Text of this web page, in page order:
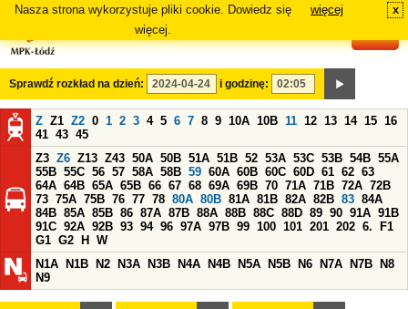
Nasza strona wykorzystuje pliki cookie. Dowiedz się
więcej.
więcej x
Sprawdź rozkład na dzień: i godzinę:
Z Z1 Z2 0 1 2 3 4 5 6 7 8 9 10A 10B 11 12 13 14 15 16
41 43 45
Z3 Z6 Z13 Z43 50A 50B 51A 51B 52 53A 53C 53B 54B 55A
55B 55C 56 57 58A 58B 59 60A 60B 60C 60D 61 62 63
64A 64B 65A 65B 66 67 68 69A 69B 70 71A 71B 72A 72B
73 75A 75B 76 77 78 80A 80B 81A 81B 82A 82B 83 84A
84B 85A 85B 86 87A 87B 88A 88B 88C 88D 89 90 91A 91B
91C 92A 92B 93 94 96 97A 97B 99 100 101 201 202 6.
F1
G1 G2 H
W
N1A
N1B N2 N3A N3B N4A N4B N5A N5B N6 N7A N7B
N8
N9